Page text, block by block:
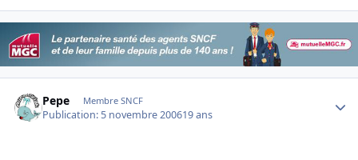
Pepe Membre SNCF
Publication: 5 novembre 200619 ans